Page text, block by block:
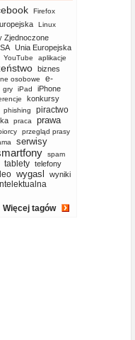
Firefox
Linux
Zjednoczone
Unia Europejska
YouTube aplikacje
biznes
osobowe
e-
gry iPad iPhone
konkursy
phishing piractwo
praca
prawa
przegląd prasy
serwisy
spam
tablety telefony
wygasl
wyniki
Więcej tagów